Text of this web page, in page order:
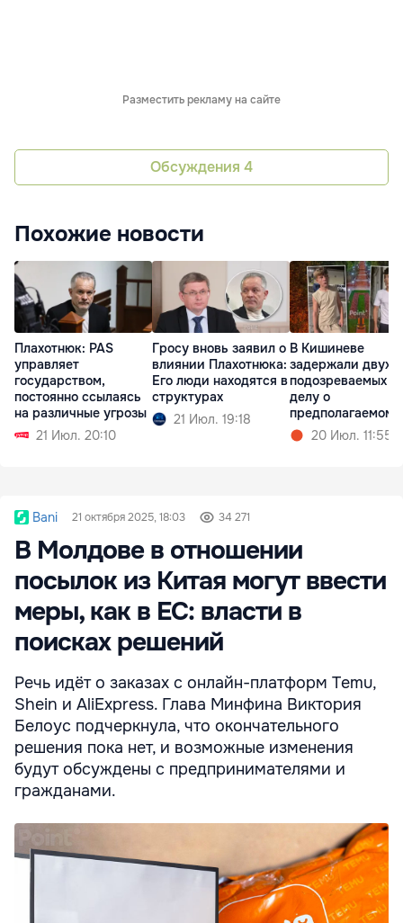
Разместить рекламу на сайте
Обсуждения 4
Похожие новости
Плахотнюк: PAS
управляет
государством,
постоянно ссылаясь
на различные угрозы
21 Июл. 20:10
Гросу вновь заявил о
влиянии Плахотнюка:
Его люди находятся в
структурах
21 Июл. 19:18
В Кишиневе
задержали двух
подозреваемых
делу о
предполагаемом
изнасиловании
20 Июл. 11:55
Bani 21 октября 2025, 18:03 34 271
В Молдове в отношении
посылок из Китая могут ввести
меры, как в ЕС: власти в
поисках решений
Речь идёт о заказах с онлайн-платформ Temu,
Shein и AliExpress. Глава Минфина Виктория
Белоус подчеркнула, что окончательного
решения пока нет, и возможные изменения
будут обсуждены с предпринимателями и
гражданами.